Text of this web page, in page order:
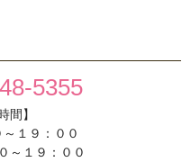
5355
間】
１９：００
～１９：００